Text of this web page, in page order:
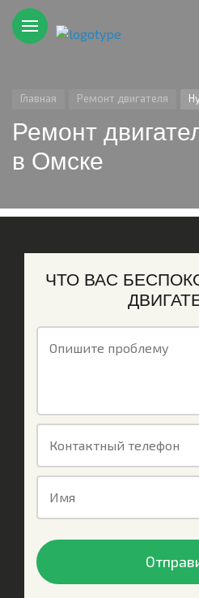
Главная Ремонт двигателя
Ремонт
в Омске
ЧТО ВАС
Опишите проблему
Контактный телефон
Имя